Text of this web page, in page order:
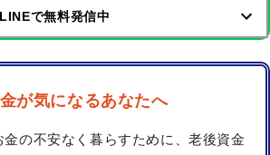
で無料発信中
が気になるあなたへ
金の不安なく暮らすために、老後資金